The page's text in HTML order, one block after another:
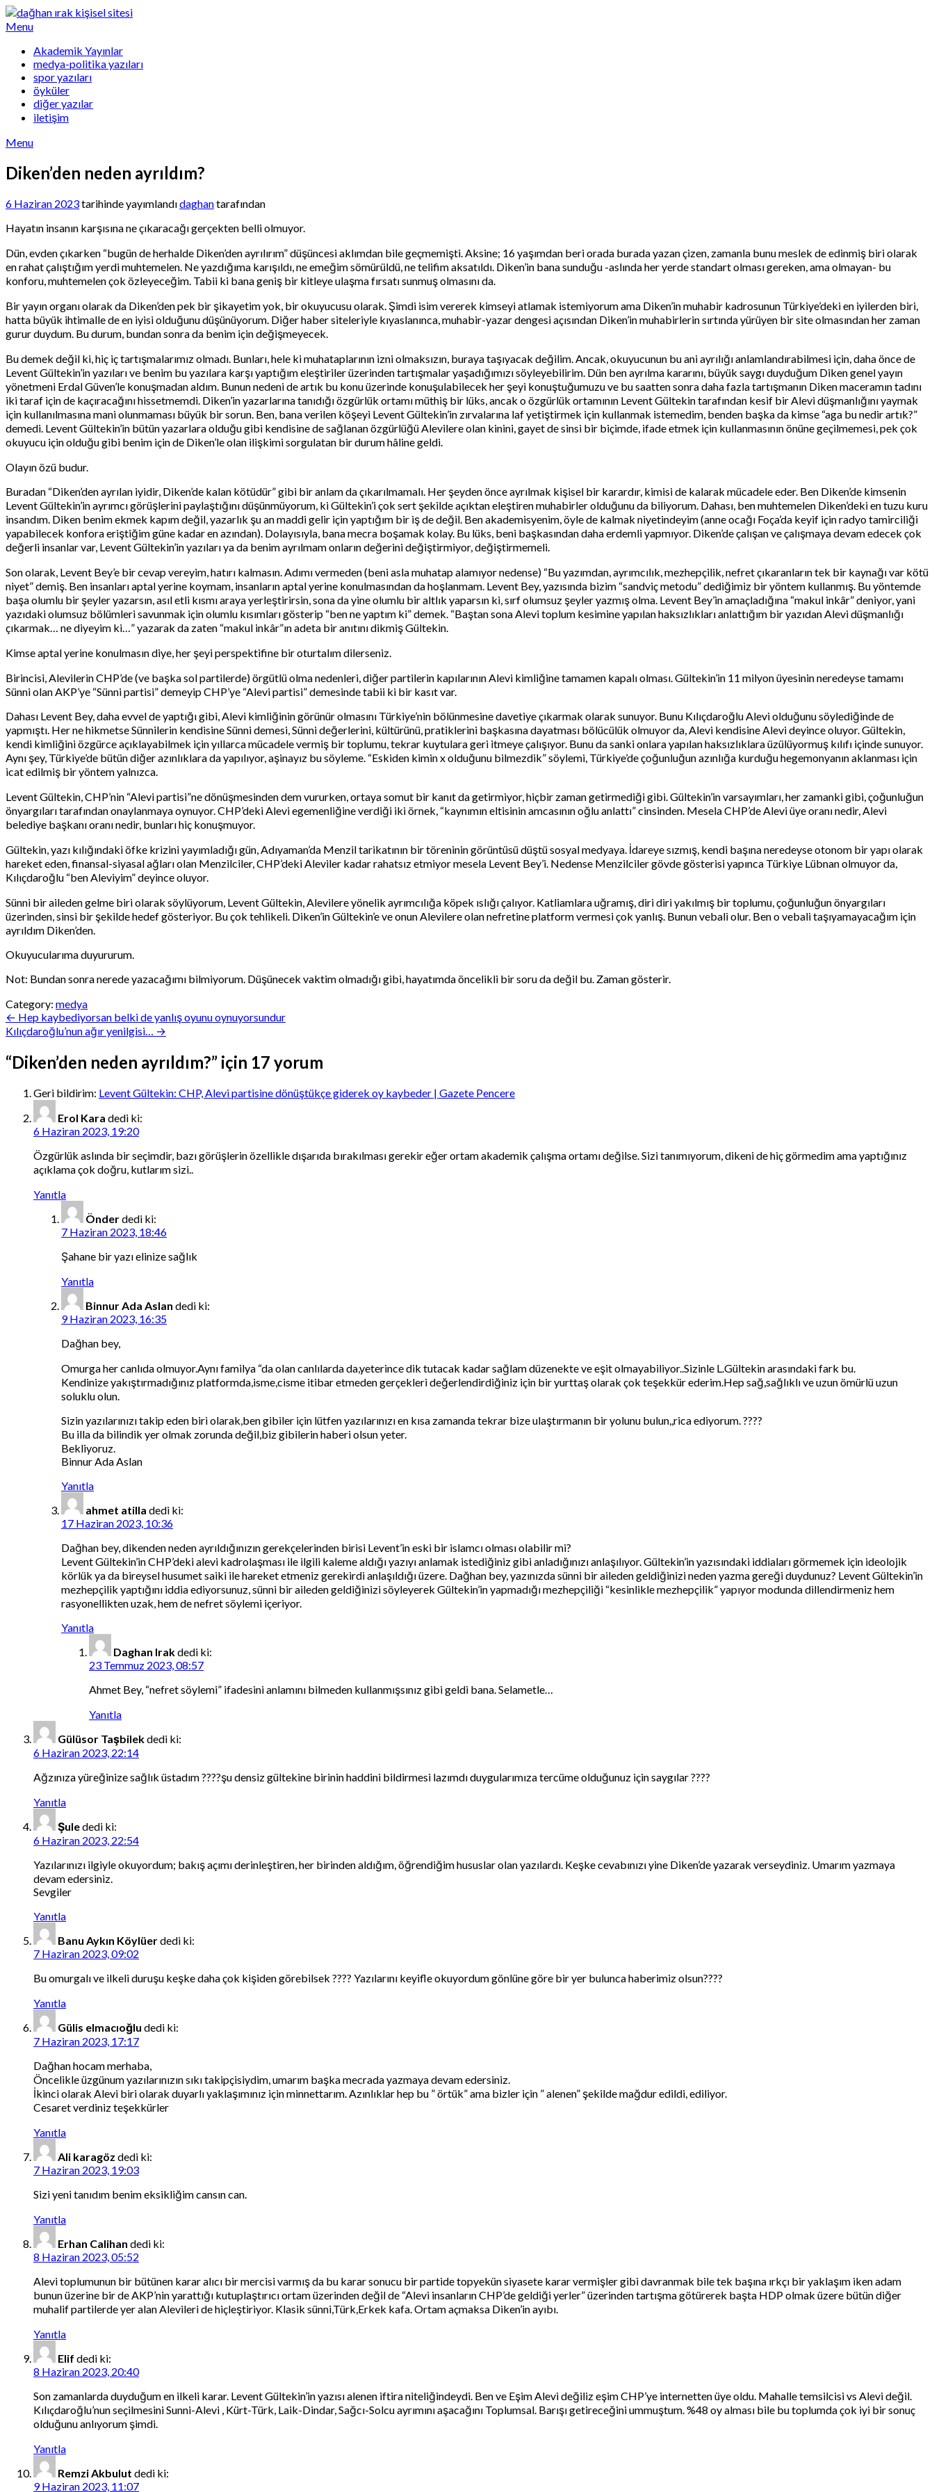
Skip
to
Menu
Akademik Yayınlar
medya-politika yazıları
spor yazıları
öyküler
diğer yazılar
iletişim
Menu
Diken’den neden ayrıldım?
6 Haziran 2023tarihinde yayımlandıdaghantarafından
Hayatın insanın karşısına ne çıkaracağı gerçekten belli olmuyor.
Dün, evden çıkarken “bugün de herhalde Diken’den ayrılırım” düşüncesi aklımdan bile geçmemişti. Aksine; 16 yaşımdan beri orada burada yazan çizen, zamanla bunu meslek de edinmiş biri olarak
en rahat çalıştığım yerdi muhtemelen. Ne yazdığıma karışıldı, ne emeğim sömürüldü, ne telifim aksatıldı. Diken’in bana sunduğu -aslında her yerde standart olması gereken, ama olmayan- bu
konforu, muhtemelen çok özleyeceğim. Tabii ki bana geniş bir kitleye ulaşma fırsatı sunmuş olmasını da.
Bir yayın organı olarak da Diken’den pek bir şikayetim yok, bir okuyucusu olarak. Şimdi isim vererek kimseyi atlamak istemiyorum ama Diken’in muhabir kadrosunun Türkiye’deki en iyilerden biri,
hatta büyük ihtimalle de en iyisi olduğunu düşünüyorum. Diğer haber siteleriyle kıyaslanınca, muhabir-yazar dengesi açısından Diken’in muhabirlerin sırtında yürüyen bir site olmasından her zaman
gurur duydum. Bu durum, bundan sonra da benim için değişmeyecek.
Bu demek değil ki, hiç iç tartışmalarımız olmadı. Bunları, hele ki muhataplarının izni olmaksızın, buraya taşıyacak değilim. Ancak, okuyucunun bu ani ayrılığı anlamlandırabilmesi için, daha önce de
Levent Gültekin’in yazıları ve benim bu yazılara karşı yaptığım eleştiriler üzerinden tartışmalar yaşadığımızı söyleyebilirim. Dün ben ayrılma kararını, büyük saygı duyduğum Diken genel yayın
yönetmeni Erdal Güven’le konuşmadan aldım. Bunun nedeni de artık bu konu üzerinde konuşulabilecek her şeyi konuştuğumuzu ve bu saatten sonra daha fazla tartışmanın Diken maceramın tadını
iki taraf için de kaçıracağını hissetmemdi. Diken’in yazarlarına tanıdığı özgürlük ortamı müthiş bir lüks, ancak o özgürlük ortamının Levent Gültekin tarafından kesif bir Alevi düşmanlığını yaymak
için kullanılmasına mani olunmaması büyük bir sorun. Ben, bana verilen köşeyi Levent Gültekin’in zırvalarına laf yetiştirmek için kullanmak istemedim, benden başka da kimse “aga bu nedir artık?”
demedi. Levent Gültekin’in bütün yazarlara olduğu gibi kendisine de sağlanan özgürlüğü Alevilere olan kinini, gayet de sinsi bir biçimde, ifade etmek için kullanmasının önüne geçilmemesi, pek çok
okuyucu için olduğu gibi benim için de Diken’le olan ilişkimi sorgulatan bir durum hâline geldi.
Olayın özü budur.
Buradan “Diken’den ayrılan iyidir, Diken’de kalan kötüdür” gibi bir anlam da çıkarılmamalı. Her şeyden önce ayrılmak kişisel bir karardır, kimisi de kalarak mücadele eder. Ben Diken’de kimsenin
Levent Gültekin’in ayrımcı görüşlerini paylaştığını düşünmüyorum, ki Gültekin’i çok sert şekilde açıktan eleştiren muhabirler olduğunu da biliyorum. Dahası, ben muhtemelen Diken’deki en tuzu kuru
insandım. Diken benim ekmek kapım değil, yazarlık şu an maddi gelir için yaptığım bir iş de değil. Ben akademisyenim, öyle de kalmak niyetindeyim (anne ocağı Foça’da keyif için radyo tamirciliği
yapabilecek konfora eriştiğim güne kadar en azından). Dolayısıyla, bana mecra boşamak kolay. Bu lüks, beni başkasından daha erdemli yapmıyor. Diken’de çalışan ve çalışmaya devam edecek çok
değerli insanlar var, Levent Gültekin’in yazıları ya da benim ayrılmam onların değerini değiştirmiyor, değiştirmemeli.
Son olarak, Levent Bey’e bir cevap vereyim, hatırı kalmasın. Adımı vermeden (beni asla muhatap alamıyor nedense) “Bu yazımdan, ayrımcılık, mezhepçilik, nefret çıkaranların tek bir kaynağı var kötü
niyet” demiş. Ben insanları aptal yerine koymam, insanların aptal yerine konulmasından da hoşlanmam. Levent Bey, yazısında bizim “sandviç metodu” dediğimiz bir yöntem kullanmış. Bu yöntemde
başa olumlu bir şeyler yazarsın, asıl etli kısmı araya yerleştirirsin, sona da yine olumlu bir altlık yaparsın ki, sırf olumsuz şeyler yazmış olma. Levent Bey’in amaçladığına “makul inkâr” deniyor, yani
yazıdaki olumsuz bölümleri savunmak için olumlu kısımları gösterip “ben ne yaptım ki” demek. “Baştan sona Alevi toplum kesimine yapılan haksızlıkları anlattığım bir yazıdan Alevi düşmanlığı
çıkarmak… ne diyeyim ki…” yazarak da zaten “makul inkâr”ın adeta bir anıtını dikmiş Gültekin.
Kimse aptal yerine konulmasın diye, her şeyi perspektifine bir oturtalım dilerseniz.
Birincisi, Alevilerin CHP’de (ve başka sol partilerde) örgütlü olma nedenleri, diğer partilerin kapılarının Alevi kimliğine tamamen kapalı olması. Gültekin’in 11 milyon üyesinin neredeyse tamamı
Sünni olan AKP’ye “Sünni partisi” demeyip CHP’ye “Alevi partisi” demesinde tabii ki bir kasıt var.
Dahası Levent Bey, daha evvel de yaptığı gibi, Alevi kimliğinin görünür olmasını Türkiye’nin bölünmesine davetiye çıkarmak olarak sunuyor. Bunu Kılıçdaroğlu Alevi olduğunu söylediğinde de
yapmıştı. Her ne hikmetse Sünnilerin kendisine Sünni demesi, Sünni değerlerini, kültürünü, pratiklerini başkasına dayatması bölücülük olmuyor da, Alevi kendisine Alevi deyince oluyor. Gültekin,
kendi kimliğini özgürce açıklayabilmek için yıllarca mücadele vermiş bir toplumu, tekrar kuytulara geri itmeye çalışıyor. Bunu da sanki onlara yapılan haksızlıklara üzülüyormuş kılıfı içinde sunuyor.
Aynı şey, Türkiye’de bütün diğer azınlıklara da yapılıyor, aşinayız bu söyleme. “Eskiden kimin x olduğunu bilmezdik” söylemi, Türkiye’de çoğunluğun azınlığa kurduğu hegemonyanın aklanması için
icat edilmiş bir yöntem yalnızca.
Levent Gültekin, CHP’nin “Alevi partisi”ne dönüşmesinden dem vururken, ortaya somut bir kanıt da getirmiyor, hiçbir zaman getirmediği gibi. Gültekin’in varsayımları, her zamanki gibi, çoğunluğun
önyargıları tarafından onaylanmaya oynuyor. CHP’deki Alevi egemenliğine verdiği iki örnek, “kaynımın eltisinin amcasının oğlu anlattı” cinsinden. Mesela CHP’de Alevi üye oranı nedir, Alevi
belediye başkanı oranı nedir, bunları hiç konuşmuyor.
Gültekin, yazı kılığındaki öfke krizini yayımladığı gün, Adıyaman’da Menzil tarikatının bir töreninin görüntüsü düştü sosyal medyaya. İdareye sızmış, kendi başına neredeyse otonom bir yapı olarak
hareket eden, finansal-siyasal ağları olan Menzilciler, CHP’deki Aleviler kadar rahatsız etmiyor mesela Levent Bey’i. Nedense Menzilciler gövde gösterisi yapınca Türkiye Lübnan olmuyor da,
Kılıçdaroğlu “ben Aleviyim” deyince oluyor.
Sünni bir aileden gelme biri olarak söylüyorum, Levent Gültekin, Alevilere yönelik ayrımcılığa köpek ıslığı çalıyor. Katliamlara uğramış, diri diri yakılmış bir toplumu, çoğunluğun önyargıları
üzerinden, sinsi bir şekilde hedef gösteriyor. Bu çok tehlikeli. Diken’in Gültekin’e ve onun Alevilere olan nefretine platform vermesi çok yanlış. Bunun vebali olur. Ben o vebali taşıyamayacağım için
ayrıldım Diken’den.
Okuyucularıma duyururum.
Not: Bundan sonra nerede yazacağımı bilmiyorum. Düşünecek vaktim olmadığı gibi, hayatımda öncelikli bir soru da değil bu. Zaman gösterir.
Category: medya
Yazı
gezinmesi
← Hep kaybediyorsan belki de yanlış oyunu oynuyorsundur
Kılıçdaroğlu’nun ağır yenilgisi… →
“Diken’den neden ayrıldım?” için 17 yorum
Geri bildirim: Levent Gültekin: CHP, Alevi partisine dönüştükçe giderek oy kaybeder | Gazete Pencere
Erol Kara dedi ki:
6 Haziran 2023, 19:20
Özgürlük aslında bir seçimdir, bazı görüşlerin özellikle dışarıda bırakılması gerekir eğer ortam akademik çalışma ortamı değilse. Sizi tanımıyorum, dikeni de hiç görmedim ama yaptığınız
açıklama çok doğru, kutlarım sizi..
Yanıtla
Önderdedi ki:
7 Haziran 2023, 18:46
Şahane bir yazı elinize sağlık
Yanıtla
Binnur Ada Aslan dedi ki:
9 Haziran 2023, 16:35
Dağhan bey,
Omurga her canlıda olmuyor.Aynı familya “da olan canlılarda da,yeterince dik tutacak kadar sağlam düzenekte ve eşit olmayabiliyor..Sizinle L.Gültekin arasındaki fark bu.
Kendinize yakıştırmadığınız platformda,isme,cisme itibar etmeden gerçekleri değerlendirdiğiniz için bir yurttaş olarak çok teşekkür ederim.Hep sağ,sağlıklı ve uzun ömürlü uzun
soluklu olun.
Sizin yazılarınızı takip eden biri olarak,ben gibiler için lütfen yazılarınızı en kısa zamanda tekrar bize ulaştırmanın bir yolunu bulun,,rica ediyorum. ????
Bu illa da bilindik yer olmak zorunda değil,biz gibilerin haberi olsun yeter.
Bekliyoruz.
Binnur Ada Aslan
Yanıtla
ahmet atilla dedi ki:
17 Haziran 2023, 10:36
Dağhan bey, dikenden neden ayrıldığınızın gerekçelerinden birisi Levent’in eski bir islamcı olması olabilir mi?
Levent Gültekin’in CHP’deki alevi kadrolaşması ile ilgili kaleme aldığı yazıyı anlamak istediğiniz gibi anladığınızı anlaşılıyor. Gültekin’in yazısındaki iddiaları görmemek için ideolojik
körlük ya da bireysel husumet saiki ile hareket etmeniz gerekirdi anlaşıldığı üzere. Dağhan bey, yazınızda sünni bir aileden geldiğinizi neden yazma gereği duydunuz? Levent Gültekin’in
mezhepçilik yaptığını iddia ediyorsunuz, sünni bir aileden geldiğinizi söyleyerek Gültekin’in yapmadığı mezhepçiliği “kesinlikle mezhepçilik” yapıyor modunda dillendirmeniz hem
rasyonellikten uzak, hem de nefret söylemi içeriyor.
Yanıtla
Daghan Irakdedi ki:
23 Temmuz 2023, 08:57
Ahmet Bey, “nefret söylemi” ifadesini anlamını bilmeden kullanmışsınız gibi geldi bana. Selametle…
Yanıtla
Gülüsor Taşbilekdedi ki:
6 Haziran 2023, 22:14
Ağzınıza yüreğinize sağlık üstadım ????şu densiz gültekine birinin haddini bildirmesi lazımdı duygularımıza tercüme olduğunuz için saygılar ????
Yanıtla
Şulededi ki:
6 Haziran 2023, 22:54
Yazılarınızı ilgiyle okuyordum; bakış açımı derinleştiren, her birinden aldığım, öğrendiğim hususlar olan yazılardı. Keşke cevabınızı yine Diken’de yazarak verseydiniz. Umarım yazmaya
devam edersiniz.
Sevgiler
Yanıtla
Banu Aykın Köylüerdedi ki:
7 Haziran 2023, 09:02
Bu omurgalı ve ilkeli duruşu keşke daha çok kişiden görebilsek ???? Yazılarını keyifle okuyordum gönlüne göre bir yer bulunca haberimiz olsun????
Yanıtla
Gülis elmacıoğlu dedi ki:
7 Haziran 2023, 17:17
Dağhan hocam merhaba,
Öncelikle üzgünum yazılarınızın sıkı takipçisiydim, umarım başka mecrada yazmaya devam edersiniz.
İkinci olarak Alevi biri olarak duyarlı yaklaşımınız için minnettarım. Azınlıklar hep bu ” örtük” ama bizler için ” alenen” şekilde mağdur edildi, ediliyor.
Cesaret verdiniz teşekkürler
Yanıtla
Ali karagöz dedi ki:
7 Haziran 2023, 19:03
Sizi yeni tanıdım benim eksikliğim cansın can.
Yanıtla
Erhan Calihan dedi ki:
8 Haziran 2023, 05:52
Alevi toplumunun bir bütünen karar alıcı bir mercisi varmış da bu karar sonucu bir partide topyekün siyasete karar vermişler gibi davranmak bile tek başına ırkçı bir yaklaşım iken adam
bunun üzerine bir de AKP’nin yarattığı kutuplaştırıcı ortam üzerinden değil de “Alevi insanların CHP’de geldiği yerler” üzerinden tartışma götürerek başta HDP olmak üzere bütün diğer
muhalif partilerde yer alan Alevileri de hiçleştiriyor. Klasik sünni,Türk,Erkek kafa. Ortam açmaksa Diken’in ayıbı.
Yanıtla
Elif dedi ki:
8 Haziran 2023, 20:40
Son zamanlarda duyduğum en ilkeli karar. Levent Gültekin’in yazısı alenen iftira niteliğindeydi. Ben ve Eşim Alevi değiliz eşim CHP’ye internetten üye oldu. Mahalle temsilcisi vs Alevi değil.
Kılıçdaroğlu’nun seçilmesini Sunni-Alevi , Kürt-Türk, Laik-Dindar, Sağcı-Solcu ayrımını aşacağını Toplumsal. Barışı getireceğini ummuştum. %48 oy alması bile bu toplumda çok iyi bir sonuç
olduğunu anlıyorum şimdi.
Yanıtla
Remzi Akbulut dedi ki:
9 Haziran 2023, 11:07